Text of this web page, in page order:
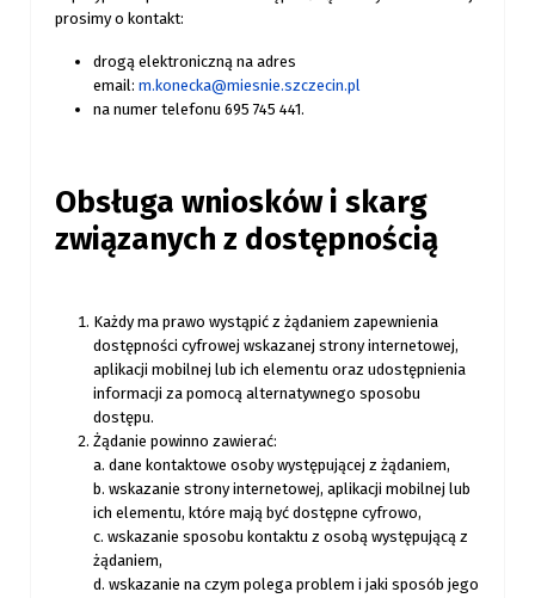
prosimy o kontakt:
drogą elektroniczną na adres
email: m.konecka@miesnie.szczecin.pl
na numer telefonu 695 745 441.
Obsługa wniosków i skarg
związanych z dostępnością
Każdy ma prawo wystąpić z żądaniem zapewnienia
dostępności cyfrowej wskazanej strony internetowej,
aplikacji mobilnej lub ich elementu oraz udostępnienia
informacji za pomocą alternatywnego sposobu
dostępu.
Żądanie powinno zawierać:
a. dane kontaktowe osoby występującej z żądaniem,
b. wskazanie strony internetowej, aplikacji mobilnej lub
ich elementu, które mają być dostępne cyfrowo,
c. wskazanie sposobu kontaktu z osobą występującą z
żądaniem,
d. wskazanie na czym polega problem i jaki sposób jego